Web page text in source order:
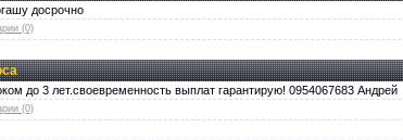
досрочно
(0)
до 3 лет.своевременность выплат гарантирую! 0954067683 Андрей
(0)